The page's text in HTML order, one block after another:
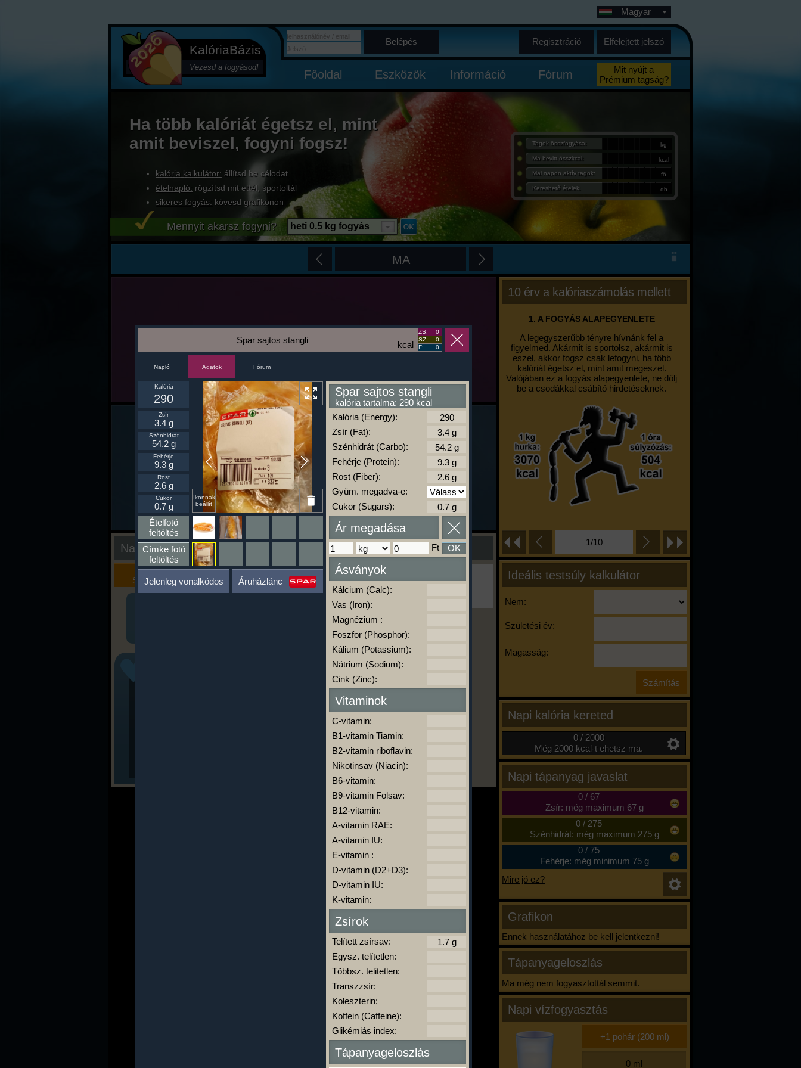
KalóriaBázis
Vezesd a fogyásod!
Magyar
Belépés Regisztráció Elfelejtett jelszó
Főoldal Eszközök Információ Fórum
Mit nyújt a
Prémium tagság?
Ha több kalóriát égetsz el, mint
amit beviszel, fogyni fogsz!
kalória kalkulátor: állítsd be célodat
ételnapló: rögzítsd mit ettél, sportoltál
sikeres fogyás: kövesd grafikonon
Tagok összfogyása: kg
Ma bevitt összkcal: kcal
Mai napon aktív tagok: fő
Kereshető ételek: db
Mennyit akarsz fogyni? heti 0.5 kg fogyás
MA
10 érv a kalóriaszámolás mellett
1. A FOGYÁS ALAPEGYENLETE
A legegyszerűbb tényre hívnánk fel a
figyelmed. Akármit is sportolsz, akármit is
eszel, akkor fogsz csak lefogyni, ha több
kalóriát égetsz el, mint amit megeszel.
Valójában ez a fogyás alapegyenlete, ne dőlj
be a csodákkal csábító hirdetéseknek.
1/10
Ideális testsúly kalkulátor
Nem:
Születési év:
Magasság:
Napi kalória kereted
0 / 2000
Még 2000 kcal-t ehetsz ma.
Napi tápanyag javaslat
0/ 67
Zsír: még maximum 67 g
0/ 275
Szénhidrát: még maximum 275 g
0/ 75
Fehérje: még minimum 75 g
Mire jó ez?
Grafikon
Ennek használatához be kell jelentkezni!
Tápanyageloszlás
Ma még nem fogyasztottál semmit.
Napi vízfogyasztás
Nap kiértékelése
Kalória
Szimulátor
Szöveges
Értékelés
Ha ma már nem eszel/sportolsz többet,
kattints a kiértékelésre!
A Kalória Szimulátor Prémium funkció.
-
kcal
Spar sajtos stangli
ZS:
0
SZ:
0
F:
0
Napló Adatok Fórum
Ikonnak
beállít
Kalória
290
Zsír
3.4 g
Szénhidrát
54.2 g
Fehérje
9.3 g
Rost
2.6 g
Cukor
0.7 g
Ételfotó
feltöltés
Címke fotó
feltöltés
Jelenleg vonalkódos Áruházlánc
Spar sajtos stangli
kalória tartalma: 290 kcal
Kalória (Energy):
Zsír (Fat):
Szénhidrát (Carbo):
Fehérje (Protein):
Rost (Fiber):
Gyüm. megadva-e:
Cukor (Sugars):
Ár megadása
Ft OK
Ásványok
Kálcium (Calc):
Vas (Iron):
Magnézium :
Foszfor (Phosphor):
Kálium (Potassium):
Nátrium (Sodium):
Cink (Zinc):
Vitaminok
C-vitamin:
B1-vitamin Tiamin:
B2-vitamin riboflavin:
Nikotinsav (Niacin):
B6-vitamin:
B9-vitamin Folsav:
B12-vitamin:
A-vitamin RAE:
A-vitamin IU:
E-vitamin :
D-vitamin (D2+D3):
D-vitamin IU:
K-vitamin:
Zsírok
Telített zsírsav:
Egysz. telítetlen:
Többsz. telitetlen:
Transzzsír:
Koleszterin:
Koffein (Caffeine):
Glikémiás index:
Tápanyageloszlás